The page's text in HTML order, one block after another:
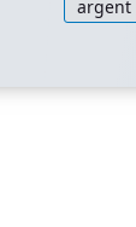
argent